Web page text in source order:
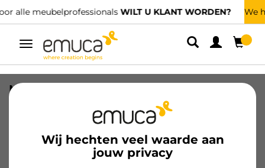
We hebben gespecialiseerde distributeurs. VIND
Umschaltbare
Navigation
Wij hechten veel waarde aan
jouw privacy
Meubelgreep Rize, L187mm, 160mm
Interaxis, Zamak, Verchroomd